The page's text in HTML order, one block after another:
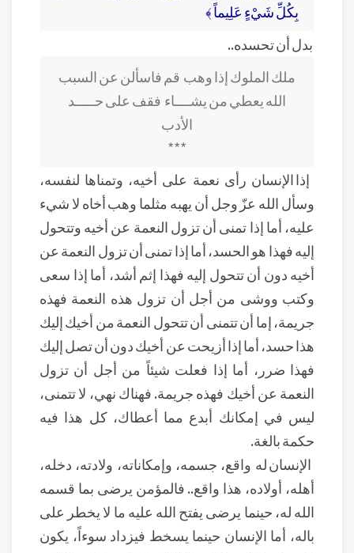
بِكُلِّ شَيْءٍ عَلِيماً ﴾
بدل أن تحسده..
ملك الملوك إذا وهب قم فاسألن عن السبب
الله يعطي من يشــــاء فقف على حـــــد
الأدب
***
إذا الإنسان رأى نعمة على أخيه، وتمناها لنفسه،
وسأل الله عزّ وجل أن يهبه مثلما وهب أخاه لا شيء
عليه، أما إذا تمنى أن تزول النعمة عن أخيه وتتحول
إليه فهذا هو الحسد، أما إذا تمنى أن تزول النعمة عن
أخيه دون أن تتحول إليه فهذا إثم أشد، أما إذا سعى
وكتب ووشى من أجل أن تزول هذه النعمة فهذه
جريمة، إما أن تتمنى أن تتحول النعمة من أخيك إليك
هذا حسد، أما إذا أزيحت عن أخيك دون أن تصل إليك
فهذا ضرر، أما إذا فعلت شيئاً من أجل أن تزول
النعمة عن أخيك فهذه جريمة. فهناك نهي، لا تتمنى،
ليس في إمكانك أبدع مما أعطاك، كل هذا فيه
حكمة بالغة.
الإنسان له واقع، جسمه، وإمكاناته، ولادته، دخله،
أهله، أولاده، هذا واقع.. فالمؤمن يرضى بما قسمه
الله له، حينما يرضى يفتح الله عليه ما لا يخطر على
باله، أما الإنسان حينما يسخط فيزداد سوءاً، يكون